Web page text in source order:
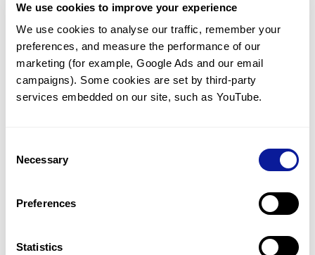
We use cookies to improve your experience
We use cookies to analyse our traffic, remember your
preferences, and measure the performance of our
marketing (for example, Google Ads and our email
campaigns). Some cookies are set by third-party
services embedded on our site, such as YouTube.
Selection
Necessary
Preferences
Statistics
기술
Gene browser